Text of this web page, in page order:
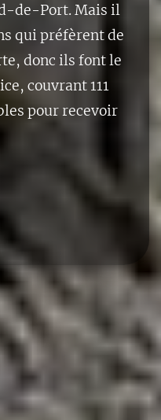
de-Port. Mais il
qui préfèrent de
donc ils font le
couvrant 111
pour recevoir